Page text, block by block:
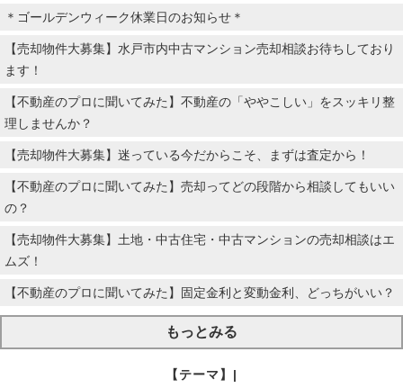
＊ゴールデンウィーク休業日のお知らせ＊
【売却物件大募集】水戸市内中古マンション売却相談お待ちしており
ます！
【不動産のプロに聞いてみた】不動産の「ややこしい」をスッキリ整
理しませんか？
【売却物件大募集】迷っている今だからこそ、まずは査定から！
【不動産のプロに聞いてみた】売却ってどの段階から相談してもいい
の？
【売却物件大募集】土地・中古住宅・中古マンションの売却相談はエ
ムズ！
【不動産のプロに聞いてみた】固定金利と変動金利、どっちがいい？
もっとみる
【テーマ】|